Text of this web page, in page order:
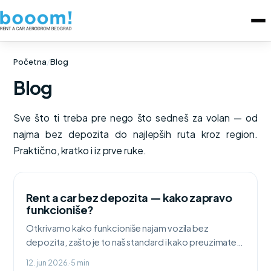
Početna/Blog
Blog
Sve što ti treba pre nego što sedneš za volan — od
najma bez depozita do najlepših ruta kroz region.
Praktično, kratko i iz prve ruke.
Rent a car bez depozita — kako zapravo
funkcioniše?
Otkrivamo kako funkcioniše najam vozila bez
depozita, zašto je to naš standard i kako preuzimate
12. jun 2026.·5 min